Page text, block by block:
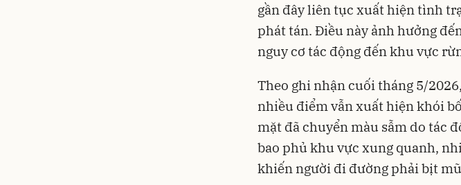
gần đây liên tục xuất hiện tình
phát tán. Điều này ảnh hưởng
nguy cơ tác động đến khu vực
Theo ghi nhận cuối tháng 5/
nhiều điểm vẫn xuất hiện khói
mặt đã chuyển màu sẫm do tác
bao phủ khu vực xung quanh,
khiến người đi đường phải bịt